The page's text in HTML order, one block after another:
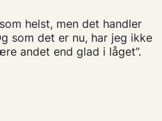
helst, men det handler
som det er nu, har jeg ikke
andet end glad i låget”.